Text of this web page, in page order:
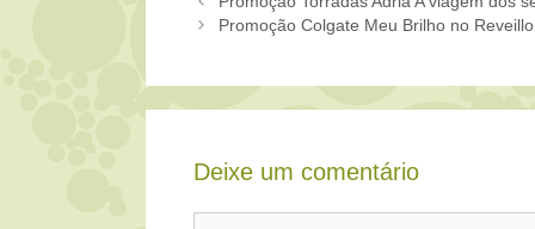
Promoção Colgate Meu Brilho no
Deixe um comentário